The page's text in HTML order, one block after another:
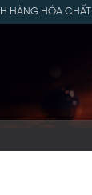
HÀNG HÓA CHẤT